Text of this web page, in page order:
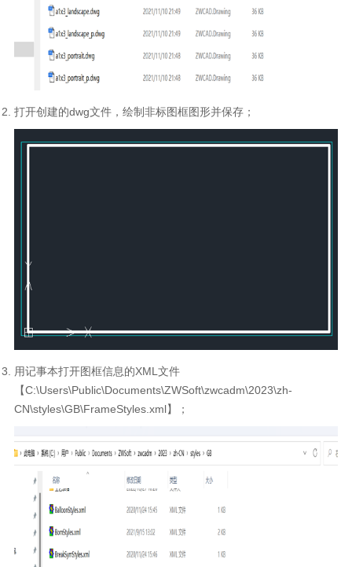
打开创建的dwg文件，绘制非标图框图形并保存；
用记事本打开图框信息的XML文件
【C:\Users\Public\Documents\ZWSoft\zwcadm\2023\zh-
CN\styles\GB\FrameStyles.xml】；